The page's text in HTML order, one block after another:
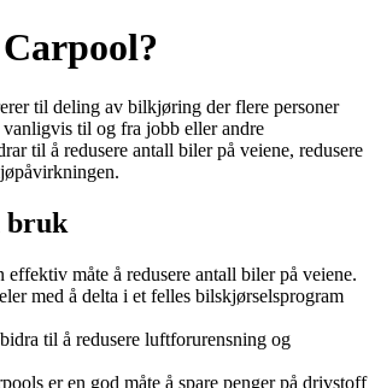
til deling av bilkjøring der flere personer
vanligvis til og fra jobb eller andre
til å redusere antall biler på veiene, redusere
bruk
effektiv måte å redusere antall biler på veiene.
med å delta i et felles bilskjørselsprogram
til å redusere luftforurensning og
er en god måte å spare penger på drivstoff